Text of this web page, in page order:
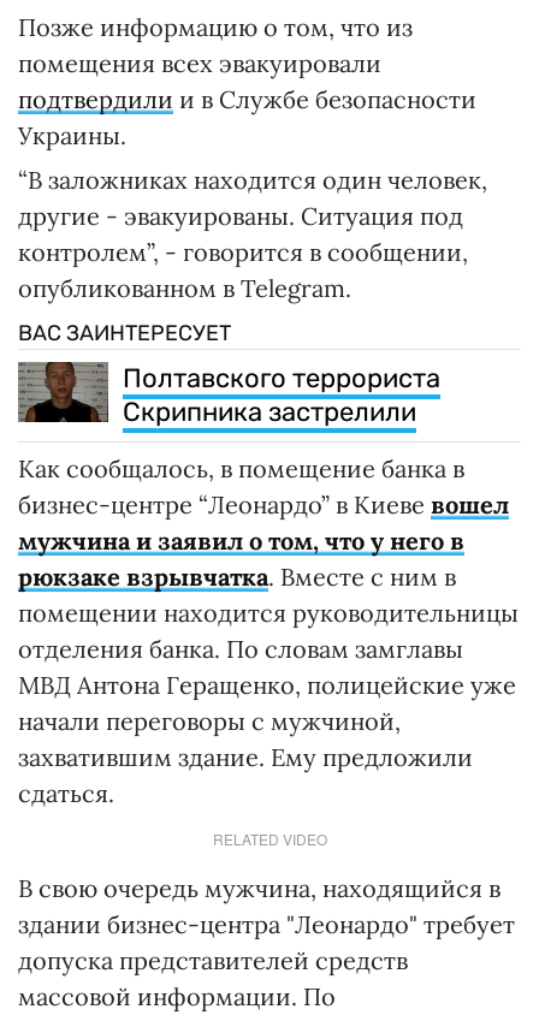
Позже информацию о том, что из
помещения всех эвакуировали
подтвердили и в Службе безопасности
Украины.
“В заложниках находится один человек,
другие - эвакуированы. Ситуация под
контролем”, - говорится в сообщении,
опубликованном в Telegram.
ВАС ЗАИНТЕРЕСУЕТ
Полтавского террориста
Скрипника застрелили
Как сообщалось, в помещение банка в
бизнес-центре “Леонардо” в Киеве вошел
мужчина и заявил о том, что у него в
рюкзаке взрывчатка. Вместе с ним в
помещении находится руководительницы
отделения банка. По словам замглавы
МВД Антона Геращенко, полицейские уже
начали переговоры с мужчиной,
захватившим здание. Ему предложили
сдаться.
RELATED VIDEO
В свою очередь мужчина, находящийся в
здании бизнес-центра "Леонардо" требует
допуска представителей средств
массовой информации. По